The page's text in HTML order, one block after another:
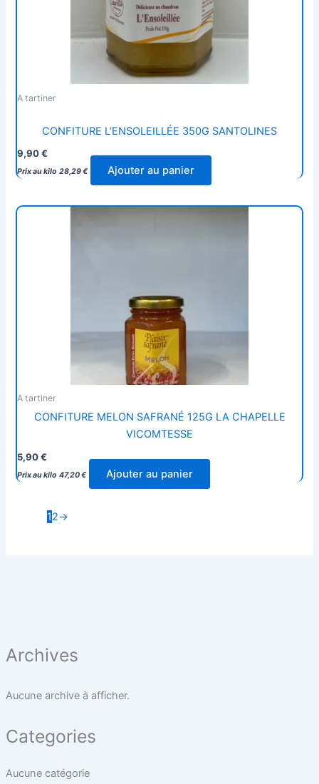
Archives
Aucune archive à afficher.
Categories
Aucune catégorie
A tartiner
CONFITURE L’ENSOLEILLÉE 350G SANTOLINES
9,90€
Prix au kilo 28,29€ Ajouter au panier
A tartiner
CONFITURE MELON SAFRANÉ 125G LA CHAPELLE
VICOMTESSE
5,90€
Prix au kilo 47,20€ Ajouter au panier
12→